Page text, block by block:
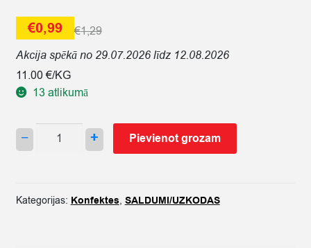
€1,29
€0,99
Akcija spēkā no 29.07.2026 līdz 12.08.2026
11.00 €/KG
13 atlikumā
−
KONFEKTES
CARPETS
+ Pievienot grozam
Kategorijas: Konfektes, SALDUMI/UZKODAS